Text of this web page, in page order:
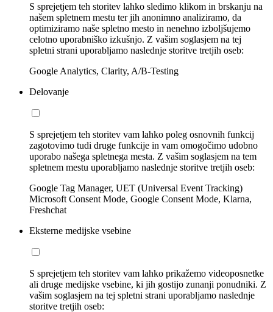
S sprejetjem teh storitev lahko sledimo klikom in brskanju na
našem spletnem mestu ter jih anonimno analiziramo, da
optimiziramo naše spletno mesto in nenehno izboljšujemo
celotno uporabniško izkušnjo. Z vašim soglasjem na tej
spletni strani uporabljamo naslednje storitve tretjih oseb:
Google Analytics, Clarity, A/B-Testing
Delovanje
S sprejetjem teh storitev vam lahko poleg osnovnih funkcij
zagotovimo tudi druge funkcije in vam omogočimo udobno
uporabo našega spletnega mesta. Z vašim soglasjem na tem
spletnem mestu uporabljamo naslednje storitve tretjih oseb:
Google Tag Manager, UET (Universal Event Tracking)
Microsoft Consent Mode, Google Consent Mode, Klarna,
Freshchat
Eksterne medijske vsebine
S sprejetjem teh storitev vam lahko prikažemo videoposnetke
ali druge medijske vsebine, ki jih gostijo zunanji ponudniki. Z
vašim soglasjem na tej spletni strani uporabljamo naslednje
storitve tretjih oseb: